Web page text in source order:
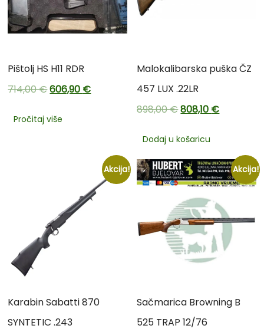
Pištolj HS H11 RDR
714,00€606,90 €
Pročitaj više
Malokalibarska puška ČZ
457 LUX .22LR
898,00€808,10 €
Dodaj u košaricu
Akcija!
Karabin Sabatti 870
SYNTETIC .243
Akcija!
Sačmarica Browning B
525 TRAP 12/76